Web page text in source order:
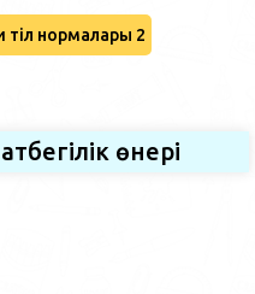
тіл нормалары 2
өнері